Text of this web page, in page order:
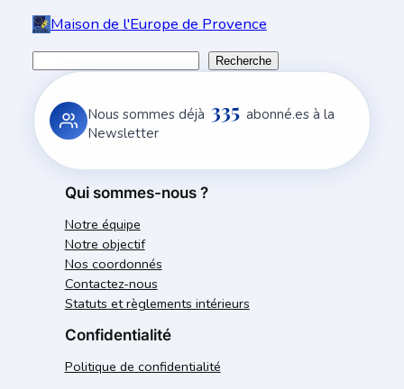
Maison de l'Europe de Provence
c
h
Recherche
Nous sommes déjà 335 abonné.es à la
Newsletter
Qui sommes-nous ?
Notre équipe
Notre objectif
Nos coordonnés
Contactez-nous
Statuts et règlements intérieurs
Confidentialité
Politique de confidentialité